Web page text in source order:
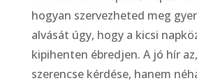
hogyan szervezheted meg
alvását úgy, hogy a kicsi
kipihenten ébredjen. A jó hír
szerencse kérdése, hanem